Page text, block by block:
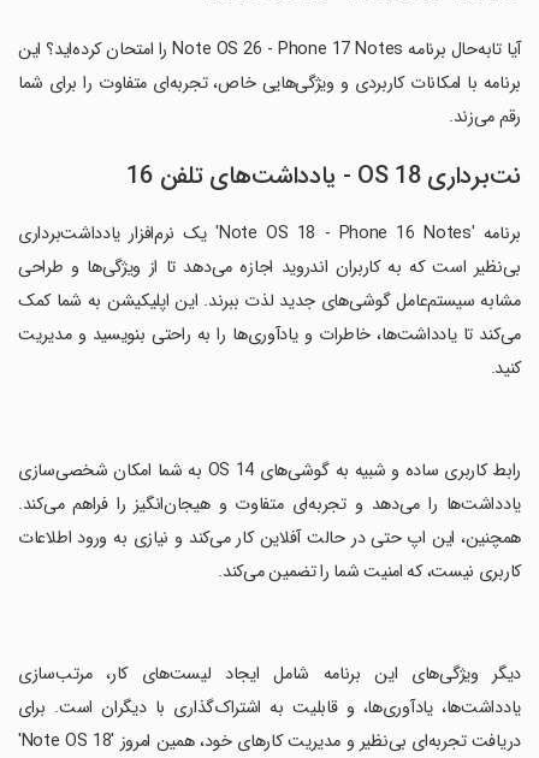
آیا تابه‌حال برنامه Note OS 26 - Phone 17 Notes را امتحان کرده‌اید؟ این
برنامه با امکانات کاربردی و ویژگی‌هایی خاص، تجربه‌ای متفاوت را برای شما
رقم می‌زند.
نت‌برداری OS 18 - یادداشت‌های تلفن 16
برنامه 'Note OS 18 - Phone 16 Notes' یک نرم‌افزار یادداشت‌برداری
بی‌نظیر است که به کاربران اندروید اجازه می‌دهد تا از ویژگی‌ها و طراحی
مشابه سیستم‌عامل گوشی‌های جدید لذت ببرند. این اپلیکیشن به شما کمک
می‌کند تا یادداشت‌ها، خاطرات و یادآوری‌ها را به راحتی بنویسید و مدیریت
کنید.
‏رابط کاربری ساده و شبیه به گوشی‌های OS 14 به شما امکان شخصی‌سازی
یادداشت‌ها را می‌دهد و تجربه‌ای متفاوت و هیجان‌انگیز را فراهم می‌کند.
همچنین، این اپ حتی در حالت آفلاین کار می‌کند و نیازی به ورود اطلاعات
کاربری نیست، که امنیت شما را تضمین می‌کند.
‏دیگر ویژگی‌های این برنامه شامل ایجاد لیست‌های کار، مرتب‌سازی
یادداشت‌ها، یادآوری‌ها، و قابلیت به اشتراک‌گذاری با دیگران است. برای
دریافت تجربه‌ای بی‌نظیر و مدیریت کارهای خود، همین امروز 'Note OS 18'